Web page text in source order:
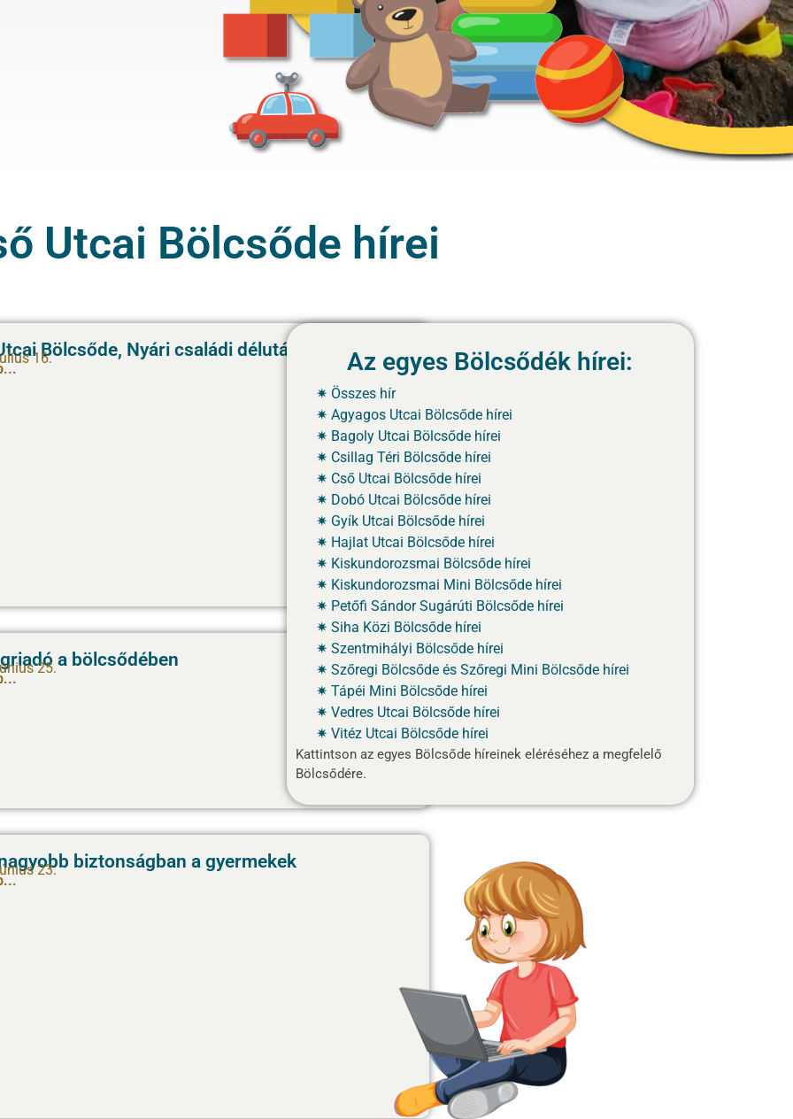
Utcai Bölcsőde hírei
Bölcsőde, Nyári családi délután
16.
a bölcsődében
25.
biztonságban a gyermekek
23.
Az egyes Bölcsődék hírei:
Összes hír
Agyagos Utcai Bölcsőde hírei
Bagoly Utcai Bölcsőde hírei
Csillag Téri Bölcsőde hírei
Cső Utcai Bölcsőde hírei
Dobó Utcai Bölcsőde hírei
Gyík Utcai Bölcsőde hírei
Hajlat Utcai Bölcsőde hírei
Kiskundorozsmai Bölcsőde hírei
Kiskundorozsmai Mini Bölcsőde hírei
Petőfi Sándor Sugárúti Bölcsőde hírei
Siha Közi Bölcsőde hírei
Szentmihályi Bölcsőde hírei
Szőregi Bölcsőde és Szőregi Mini Bölcsőde hírei
Tápéi Mini Bölcsőde hírei
Vedres Utcai Bölcsőde hírei
Vitéz Utcai Bölcsőde hírei
Kattintson az egyes Bölcsőde híreinek eléréséhez a megfelelő
Bölcsődére.